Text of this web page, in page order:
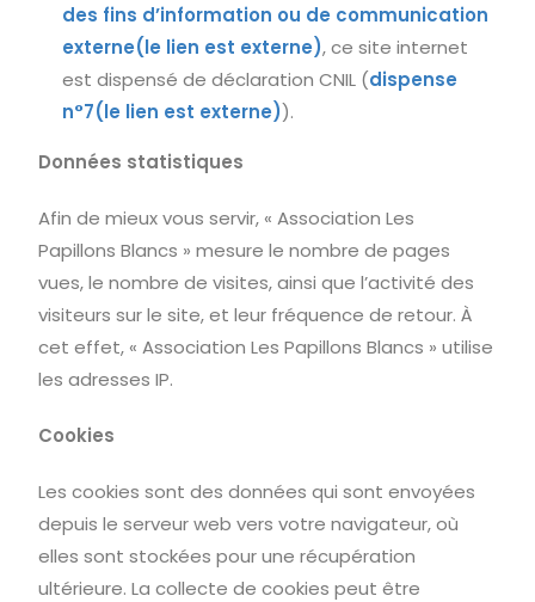
des fins d’information ou de communication
externe(le lien est externe), ce site internet
est dispensé de déclaration CNIL (dispense
n°7(le lien est externe)).
Données statistiques
Afin de mieux vous servir, « Association Les
Papillons Blancs » mesure le nombre de pages
vues, le nombre de visites, ainsi que l’activité des
visiteurs sur le site, et leur fréquence de retour. À
cet effet, « Association Les Papillons Blancs » utilise
les adresses IP.
Cookies
Les cookies sont des données qui sont envoyées
depuis le serveur web vers votre navigateur, où
elles sont stockées pour une récupération
ultérieure. La collecte de cookies peut être